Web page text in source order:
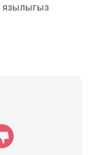
язылыгыз